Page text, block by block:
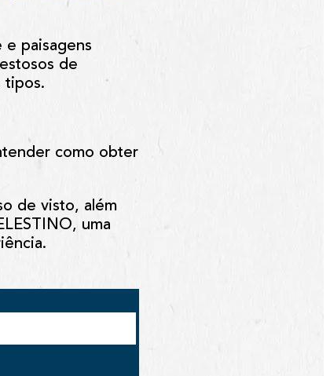
paisagens
de
tipos.
como obter
de visto, além
uma